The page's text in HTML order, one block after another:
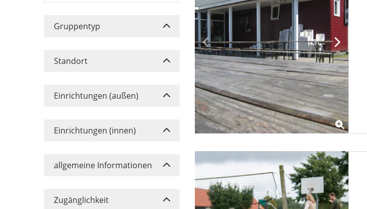
Gruppentyp
Standort
Einrichtungen (außen)
Einrichtungen (innen)
allgemeine Informationen
Zugänglichkeit